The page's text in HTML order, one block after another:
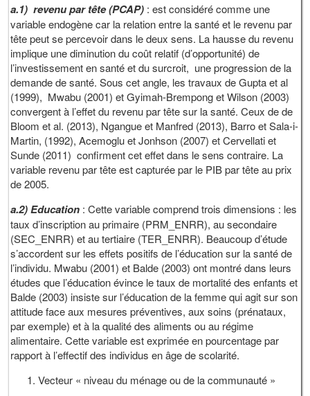
a.1) revenu par tête (PCAP) : est considéré comme une
variable endogène car la relation entre la santé et le revenu par
tête peut se percevoir dans le deux sens. La hausse du revenu
implique une diminution du coût relatif (d’opportunité) de
l’investissement en santé et du surcroit, une progression de la
demande de santé. Sous cet angle, les travaux de Gupta et al
(1999), Mwabu (2001) et Gyimah-Brempong et Wilson (2003)
convergent à l’effet du revenu par tête sur la santé. Ceux de de
Bloom et al. (2013), Ngangue et Manfred (2013), Barro et Sala-i-
Martin, (1992), Acemoglu et Jonhson (2007) et Cervellati et
Sunde (2011) confirment cet effet dans le sens contraire. La
variable revenu par tête est capturée par le PIB par tête au prix
de 2005.
a.2) Education : Cette variable comprend trois dimensions : les
taux d’inscription au primaire (PRM_ENRR), au secondaire
(SEC_ENRR) et au tertiaire (TER_ENRR). Beaucoup d’étude
s’accordent sur les effets positifs de l’éducation sur la santé de
l’individu. Mwabu (2001) et Balde (2003) ont montré dans leurs
études que l’éducation évince le taux de mortalité des enfants et
Balde (2003) insiste sur l’éducation de la femme qui agit sur son
attitude face aux mesures préventives, aux soins (prénataux,
par exemple) et à la qualité des aliments ou au régime
alimentaire. Cette variable est exprimée en pourcentage par
rapport à l’effectif des individus en âge de scolarité.
Vecteur « niveau du ménage ou de la communauté »